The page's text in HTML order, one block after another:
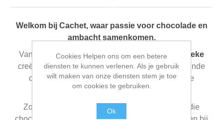
Welkom bij Cachet, waar passie voor chocolade en
ambacht samenkomen.
Vanuit onze winkels inIngelmunster en Meulebeke
creëren we met veel liefde en vakmanschap verfijnde
chocoladeproducten, gemaakt met kwalitatieve
grondstoffen en oog voor detail.
Zowel
particulieren als bedrijven en winkels
die
Cookies Helpen ons om een betere
diensten te kunnen verlenen. Als je gebruik
wilt maken van onze diensten stem je toe
om cookies te gebruiken.
Ok